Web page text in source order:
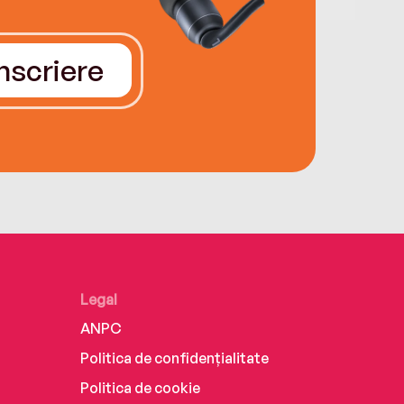
Legal
ANPC
Politica de confidențialitate
Politica de cookie